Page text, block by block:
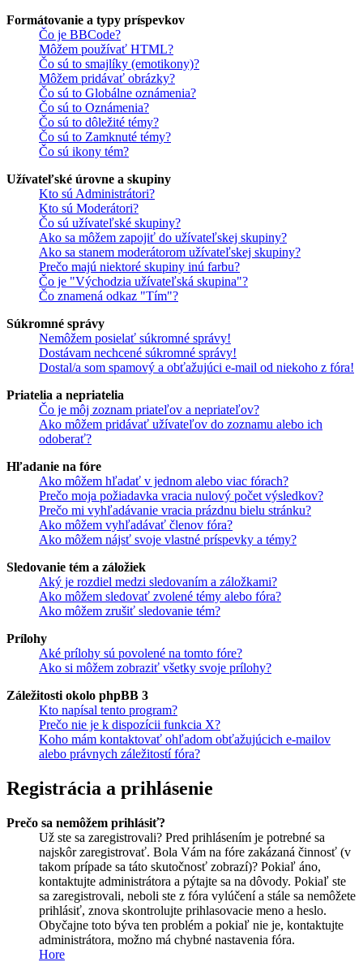
Formátovanie a typy príspevkov
Čo je BBCode?
Môžem používať HTML?
Čo sú to smajlíky (emotikony)?
Môžem pridávať obrázky?
Čo sú to Globálne oznámenia?
Čo sú to Oznámenia?
Čo sú to dôležité témy?
Čo sú to Zamknuté témy?
Čo sú ikony tém?
Užívateľské úrovne a skupiny
Kto sú Administrátori?
Kto sú Moderátori?
Čo sú užívateľské skupiny?
Ako sa môžem zapojiť do užívateľskej skupiny?
Ako sa stanem moderátorom užívateľskej skupiny?
Prečo majú niektoré skupiny inú farbu?
Čo je "Východzia užívateľská skupina"?
Čo znamená odkaz "Tím"?
Súkromné správy
Nemôžem posielať súkromné správy!
Dostávam nechcené súkromné správy!
Dostal/a som spamový a obťažujúci e-mail od niekoho z fóra!
Priatelia a nepriatelia
Čo je môj zoznam priateľov a nepriateľov?
Ako môžem pridávať užívateľov do zoznamu alebo ich
odoberať?
Hľadanie na fóre
Ako môžem hľadať v jednom alebo viac fórach?
Prečo moja požiadavka vracia nulový počet výsledkov?
Prečo mi vyhľadávanie vracia prázdnu bielu stránku?
Ako môžem vyhľadávať členov fóra?
Ako môžem nájsť svoje vlastné príspevky a témy?
Sledovanie tém a záložiek
Aký je rozdiel medzi sledovaním a záložkami?
Ako môžem sledovať zvolené témy alebo fóra?
Ako môžem zrušiť sledovanie tém?
Prílohy
Aké prílohy sú povolené na tomto fóre?
Ako si môžem zobraziť všetky svoje prílohy?
Záležitosti okolo phpBB 3
Kto napísal tento program?
Prečo nie je k dispozícii funkcia X?
Koho mám kontaktovať ohľadom obťažujúcich e-mailov
alebo právnych záležitostí fóra?
Registrácia a prihlásenie
Prečo sa nemôžem prihlásiť?
Už ste sa zaregistrovali? Pred prihlásením je potrebné sa
najskôr zaregistrovať. Bola Vám na fóre zakázaná činnosť (v
takom prípade sa táto skutočnosť zobrazí)? Pokiaľ áno,
kontaktujte administrátora a pýtajte sa na dôvody. Pokiaľ ste
sa zaregistrovali, neboli ste z fóra vylúčení a stále sa nemôžete
prihlásiť, znova skontrolujte prihlasovacie meno a heslo.
Obyčajne toto býva ten problém a pokiaľ nie je, kontaktujte
administrátora, možno má chybné nastavenia fóra.
Hore